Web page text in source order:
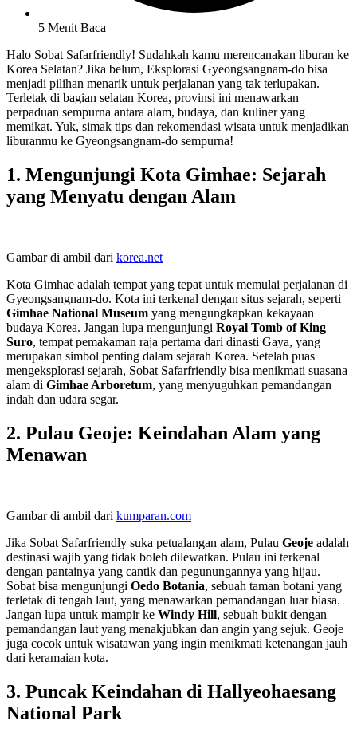
5 Menit Baca
Halo Sobat Safarfriendly! Sudahkah kamu merencanakan liburan ke
Korea Selatan? Jika belum, Eksplorasi Gyeongsangnam-do bisa
menjadi pilihan menarik untuk perjalanan yang tak terlupakan.
Terletak di bagian selatan Korea, provinsi ini menawarkan
perpaduan sempurna antara alam, budaya, dan kuliner yang
memikat. Yuk, simak tips dan rekomendasi wisata untuk menjadikan
liburanmu ke Gyeongsangnam-do sempurna!
1. Mengunjungi Kota Gimhae: Sejarah
yang Menyatu dengan Alam
Gambar di ambil dari korea.net
Kota Gimhae adalah tempat yang tepat untuk memulai perjalanan di
Gyeongsangnam-do. Kota ini terkenal dengan situs sejarah, seperti
Gimhae National Museum yang mengungkapkan kekayaan
budaya Korea. Jangan lupa mengunjungi Royal Tomb of King
Suro, tempat pemakaman raja pertama dari dinasti Gaya, yang
merupakan simbol penting dalam sejarah Korea. Setelah puas
mengeksplorasi sejarah, Sobat Safarfriendly bisa menikmati suasana
alam di Gimhae Arboretum, yang menyuguhkan pemandangan
indah dan udara segar.
2. Pulau Geoje: Keindahan Alam yang
Menawan
Gambar di ambil dari kumparan.com
Jika Sobat Safarfriendly suka petualangan alam, Pulau Geoje adalah
destinasi wajib yang tidak boleh dilewatkan. Pulau ini terkenal
dengan pantainya yang cantik dan pegunungannya yang hijau.
Sobat bisa mengunjungi Oedo Botania, sebuah taman botani yang
terletak di tengah laut, yang menawarkan pemandangan luar biasa.
Jangan lupa untuk mampir ke Windy Hill, sebuah bukit dengan
pemandangan laut yang menakjubkan dan angin yang sejuk. Geoje
juga cocok untuk wisatawan yang ingin menikmati ketenangan jauh
dari keramaian kota.
3. Puncak Keindahan di Hallyeohaesang
National Park